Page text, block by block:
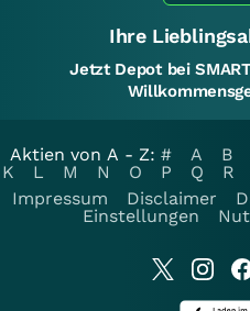
Ihre
Jetzt Depot bei
Aktien von A - Z: # A B
K
L M N O P Q R
Impressum
Disclaimer
Einstellungen